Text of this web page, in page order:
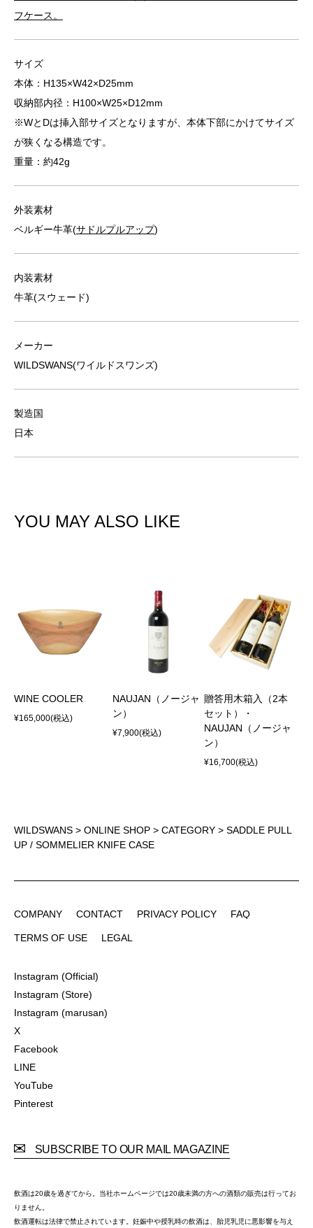
フケース。
サイズ
本体：H135×W42×D25mm
収納部内径：H100×W25×D12mm
※WとDは挿入部サイズとなりますが、本体下部にかけてサイズ
が狭くなる構造です。
重量：約42g
外装素材
ベルギー牛革(サドルプルアップ)
内装素材
牛革(スウェード)
メーカー
WILDSWANS(ワイルドスワンズ)
製造国
日本
YOU MAY ALSO LIKE
WINE COOLER
¥165,000(税込)
NAUJAN（ノージャ
ン）
¥7,900(税込)
贈答用木箱入（2本
セット）・
NAUJAN（ノージャ
ン）
¥16,700(税込)
WILDSWANS > ONLINE SHOP > CATEGORY > SADDLE PULL
UP / SOMMELIER KNIFE CASE
COMPANY
CONTACT
PRIVACY POLICY
FAQ
TERMS OF USE
LEGAL
Instagram (Official)
Instagram (Store)
Instagram (marusan)
X
Facebook
LINE
YouTube
Pinterest
SUBSCRIBE TO OUR MAIL MAGAZINE
飲酒は20歳を過ぎてから。当社ホームページでは20歳未満の方への酒類の販売は行ってお
りません。
飲酒運転は法律で禁止されています。妊娠中や授乳時の飲酒は、胎児乳児に悪影響を与え